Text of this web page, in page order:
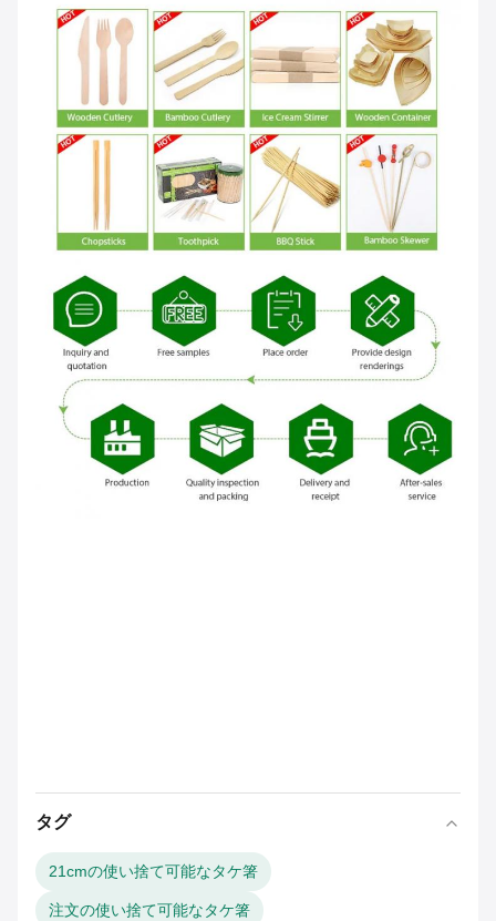
タグ
21cmの使い捨て可能なタケ箸
注文の使い捨て可能なタケ箸